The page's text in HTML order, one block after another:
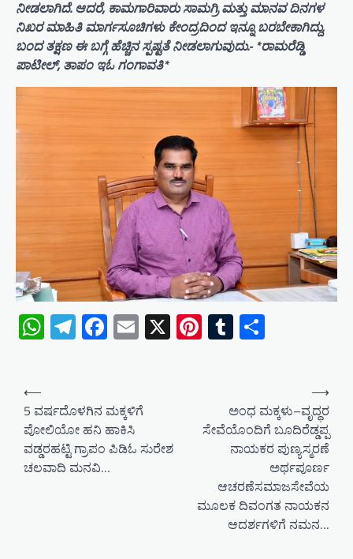
ನೀಡಲಾಗಿದೆ. ಆದರೆ, ಕಾಮಗಾರಿವಾರು ಸಾಮಗ್ರಿ ಮತ್ತು ಮಾನವ ದಿನಗಳ
ನಿಖರ ಮಾಹಿತಿ ಮಾರ್ಗಸೂಚಿಗಳು ಕೇಂದ್ರದಿಂದ ಇನ್ನೂ ಬರಬೇಕಾಗಿದ್ದು,
ಬಂದ ತಕ್ಷಣ ಈ ಬಗ್ಗೆ ಹೆಚ್ಚಿನ ಸ್ಪಷ್ಟತೆ ನೀಡಲಾಗುವುದು.- *ರಾಮರೆಡ್ಡಿ
ಪಾಟೀಲ್, ತಾಪಂ ಇಓ ಗಂಗಾವತಿ*
WhatsApp
Telegram
Facebook
Email
X Pinterest
Tumblr
⟵
5 ವರ್ಷದೊಳಗಿನ ಮಕ್ಕಳಿಗೆ
ಪೋಲಿಯೋ ಹನಿ ಹಾಕಿಸಿ
ವಡ್ಡರಹಟ್ಟಿ ಗ್ರಾಪಂ ಪಿಡಿಓ ಸುರೇಶ
ಚಲವಾದಿ ಮನವಿ…
ಅಂಧ ಮಕ್ಕಳು–ವೃದ್ಧರ
ಸೇವೆಯೊಂದಿಗೆ ಬೂದಿರೆಡ್ಡಪ್ಪ
ನಾಯಕರ ಪುಣ್ಯಸ್ಮರಣೆ
ಅರ್ಥಪೂರ್ಣ
ಆಚರಣೆಸಮಾಜಸೇವೆಯ
ಮೂಲಕ ದಿವಂಗತ ನಾಯಕನ
ಆದರ್ಶಗಳಿಗೆ ನಮನ…
⟶